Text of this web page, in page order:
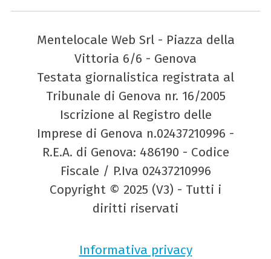
Mentelocale Web Srl - Piazza della
Vittoria 6/6 - Genova
Testata giornalistica registrata al
Tribunale di Genova nr. 16/2005
Iscrizione al Registro delle
Imprese di Genova n.02437210996 -
R.E.A. di Genova: 486190 - Codice
Fiscale / P.Iva 02437210996
Copyright © 2025 (V3) - Tutti i
diritti riservati
Informativa privacy